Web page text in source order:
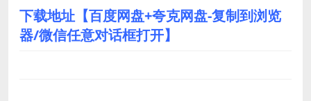
下载地址【百度网盘+夸克网盘-复制到浏览
器/微信任意对话框打开】